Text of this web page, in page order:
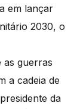
em lançar
2030, o
as guerras
a cadeia de
da